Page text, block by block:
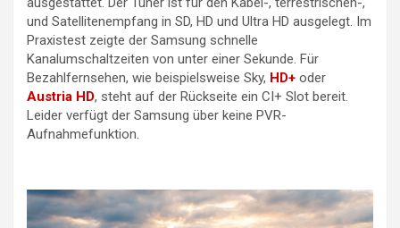
und Satellitenempfang in SD, HD und Ultra HD ausgelegt. Im
Praxistest zeigte der Samsung schnelle
Kanalumschaltzeiten von unter einer Sekunde. Für
Bezahlfernsehen, wie beispielsweise Sky, HD+ oder
Austria HD, steht auf der Rückseite ein CI+ Slot bereit.
Leider verfügt der Samsung über keine PVR-
Aufnahmefunktion.